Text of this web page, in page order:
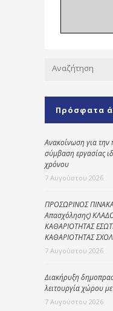
Πρόσφατα
Ανακοίνωση για
σύμβαση εργασίας
χρόνου
7 Αυγούστου 2026
ΠΡΟΣΩΡΙΝΟΣ
Απασχόλησης)
ΚΑΘΑΡΙΟΤΗΤΑΣ
ΚΑΘΑΡΙΟΤΗΤΑΣ
7 Αυγούστου 2026
Διακήρυξη
λειτουργία χώρου
7 Αυγούστου 2026